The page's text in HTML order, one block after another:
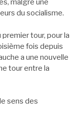
malgré une
du socialisme.
tour, pour la
fois depuis
a une nouvelle
tour entre la
sens des